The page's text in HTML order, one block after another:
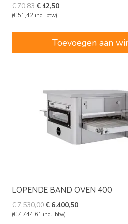
€70,83Oorspronkelijke
prijs
€42,50Huidige
(€ 51,42 incl. btw)
Toevoegen aan
LOPENDE BAND OVEN 400
€7.530,00Oorspronkelijke
prijs
€ 6.400,50Huidige
(€ 7.744,61 incl. btw)